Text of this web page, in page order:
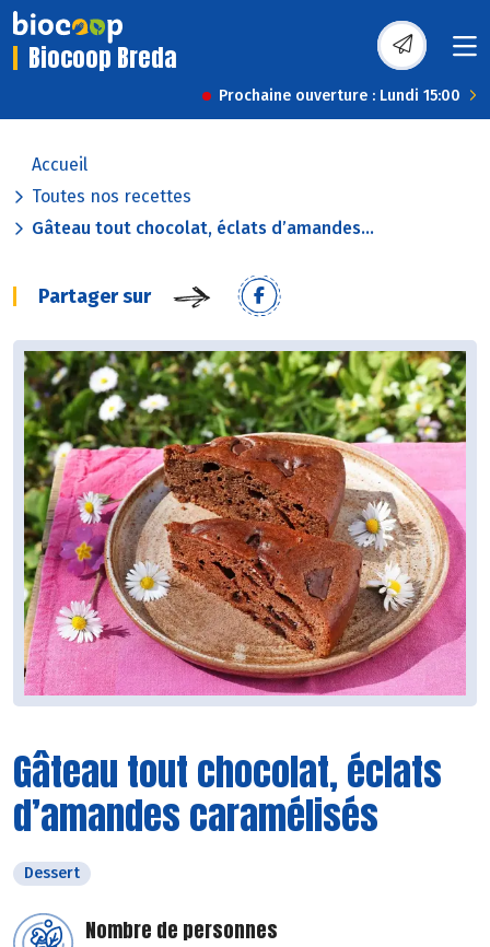
Biocoop Breda
Prochaine ouverture : Lundi 15:00
Accueil
Toutes nos recettes
Gâteau tout chocolat, éclats d’amandes...
Partager sur
Gâteau tout chocolat, éclats
d’amandes caramélisés
Dessert
Nombre de personnes